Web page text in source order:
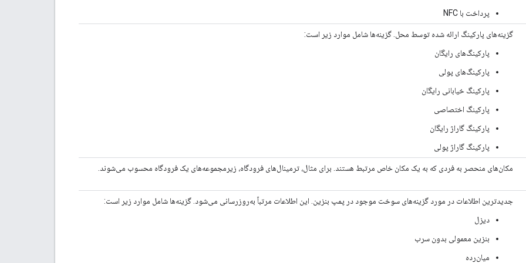
پرداخت با NFC
گزینه‌های پارکینگ ارائه شده توسط محل. گزینه‌ها شامل موارد زیر است:
پارکینگ‌های رایگان
پارکینگ‌های پولی
پارکینگ خیابانی رایگان
پارکینگ اختصاصی
پارکینگ گاراژ رایگان
پارکینگ گاراژ پولی
مکان‌های منحصر به فردی که به یک مکان خاص مرتبط هستند. برای مثال، ترمینال‌های فرودگاه، زیرمجموعه‌های یک فرودگاه محسوب می‌شوند.
جدیدترین اطلاعات در مورد گزینه‌های سوخت موجود در پمپ بنزین. این اطلاعات مرتباً به‌روزرسانی می‌شود. گزینه‌ها شامل موارد زیر است:
دیزل
بنزین معمولی بدون سرب
میان‌رده